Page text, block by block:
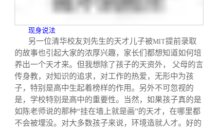
现身说法
另一位清华校友刘先生的天才儿子被MIT提前录取
的故事也引起大家的浓厚兴趣，家长们都想知道如何培
养出一个天才来。但我想除了孩子的天资外， 父母的言
传身教，对知识的追求，对工作的热爱，无形中为孩
子，特别是高中生起着榜样的作用。另外不可忽视的
是，学校特别是高中的重要性。当然，如果孩子真的是
如陈老师说的那种“挂在墙上就是画”的天才，在哪里都
不会被埋没。对大多数孩子来说，环境造就人才。好的